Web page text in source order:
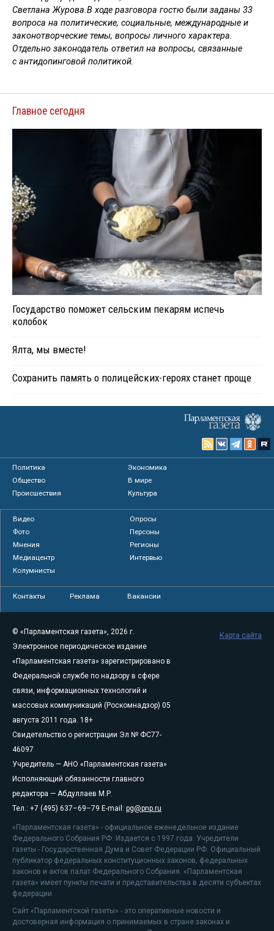
Светлана Журова.В ходе разговора гостю были заданы 33
вопроса на политические, социальные, международные и
законотворческие темы, вопросы личного характера.
Отдельно законодатель ответил на вопросы, связанные
с антидопинговой политикой.
Главное сегодня
Государство поможет сельским пекарям испечь
колобок
Ялта, мы вместе!
Сохранить память о полицейских-героях станет проще
Политика
Экономика
Общество
В мире
Происшествия
Культура
Видео
Опросы
Фото
Персоны
Мнения
Регионы
Медиацентр
Интервью
Колумнисты
Контакты Реклама Вакансии
© «Парламентская газета», 2026 г.
Электронное периодическое издание
«Парламентская газета» зарегистрировано в
Федеральной службе по надзору в сфере
связи, информационных технологий и
массовых коммуникаций (Роскомнадзор) 05
августа 2011 года. 18+
Свидетельство о регистрации Эл № ФС77-
46097
Учредитель — АНО «Парламентская газета»
Исполняющий обязанности главного
редактора — Абдуллаев М.Р.
Тел.: +7 (495) 637–69–79 E-mail: pg@pnp.ru
«Парламентская газета» - официальное еженедельное издание
Федерального Собрания РФ. Издается с 1997 года. Учредители
газеты - Государственная Дума и Совет Федерации РФ. Официальный
публикатор федеральных конституционных законов, федеральных
законов и актов палат Федерального Собрания. «Парламентская
газета» имеет пункты печати и представительства в десяти субъектах
федерации.
Сайт «Парламентской газеты» - это оперативные новости и
достоверная информация о принимаемых в стране законах и
Карта сайта